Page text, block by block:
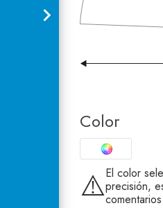
Color
⚠️El color
precisión,